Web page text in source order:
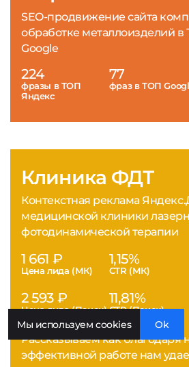
SEO-продвижение сайта
обработке металлоизделий
Google
224
фразы в ТОП
Яндекс
77
фраз в ТОП
Клиника ФДТ
Контекстная реклама
медицинской клиники
фотодинамической терапии
1 661 ₽
Цена лида (МК)
1,15%
CTR (МК)
2 593 ₽
Цена лида (Поиск)
11,81%
CTR (Поиск)
Рассказываем как
эффективной работе нам
Мы используем cookies Ok